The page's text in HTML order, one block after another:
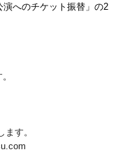
へのチケット振替」の2
す。